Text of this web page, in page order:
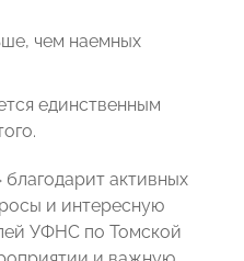
чем наемных
единственным
активных
и интересную
УФНС по Томской